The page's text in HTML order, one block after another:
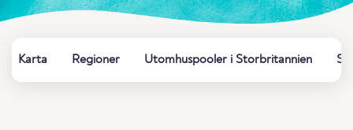
Karta Regioner Utomhuspooler i Storbritannien